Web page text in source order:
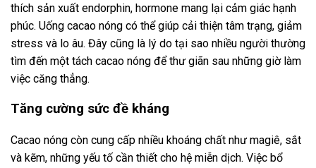
thích sản xuất endorphin, hormone mang lại cảm giác hạnh
phúc. Uống cacao nóng có thể giúp cải thiện tâm trạng, giảm
stress và lo âu. Đây cũng là lý do tại sao nhiều người thường
tìm đến một tách cacao nóng để thư giãn sau những giờ làm
việc căng thẳng.
Tăng cường sức đề kháng
Cacao nóng còn cung cấp nhiều khoáng chất như magiê, sắt
và kẽm, những yếu tố cần thiết cho hệ miễn dịch. Việc bổ